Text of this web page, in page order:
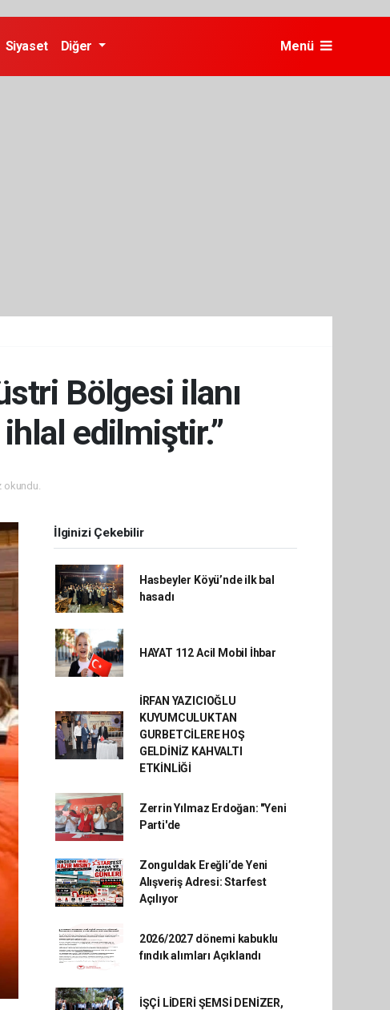
Siyaset Diğer Menü
Bölgesi ilanı
ihlal edilmiştir.”
okundu.
İlginizi Çekebilir
Hasbeyler Köyü’nde ilk bal
hasadı
HAYAT 112 Acil Mobil İhbar
İRFAN YAZICIOĞLU
KUYUMCULUKTAN
GURBETCİLERE HOŞ
GELDİNİZ KAHVALTI
ETKİNLİĞİ
Zerrin Yılmaz Erdoğan: "Yeni
Parti'de
Zonguldak Ereğli’de Yeni
Alışveriş Adresi: Starfest
Açılıyor
2026/2027 dönemi kabuklu
fındık alımları Açıklandı
İŞÇİ LİDERİ ŞEMSİ DENİZER,